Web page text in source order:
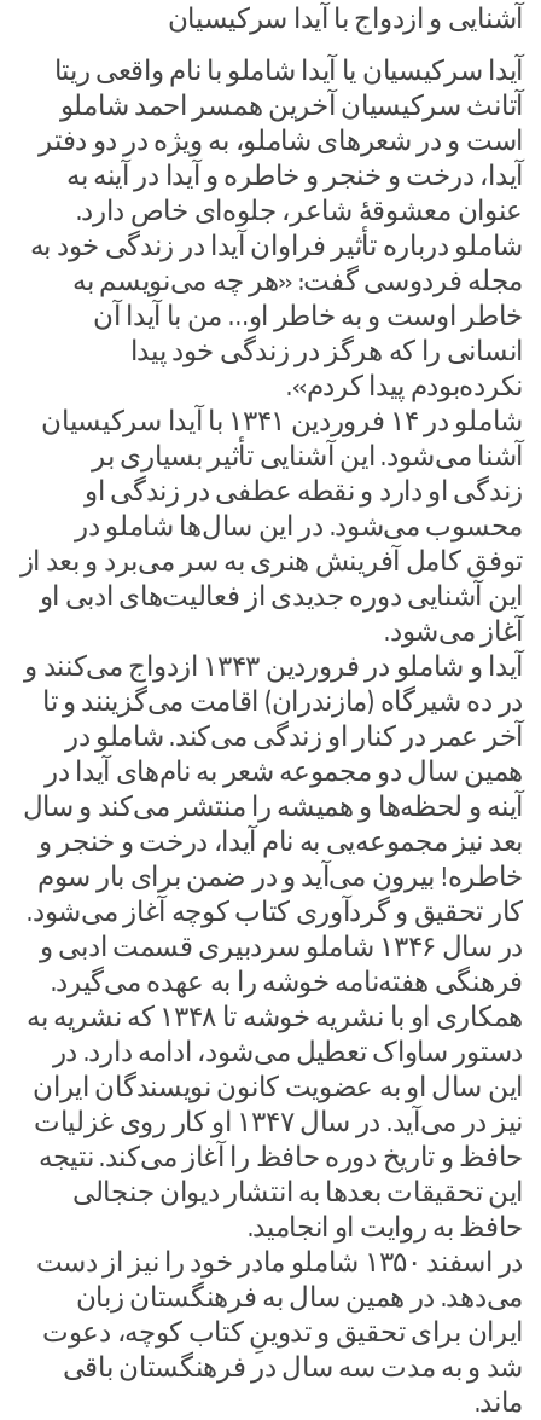
آشنایی و ازدواج با آیدا سرکیسیان
آیدا سرکیسیان یا آیدا شاملو با نام واقعی ریتا
آتانث سرکیسیان آخرین همسر احمد شاملو
است و در شعرهای شاملو، به ویژه در دو دفتر
آیدا، درخت و خنجر و خاطره و آیدا در آینه به
عنوان معشوقهٔ شاعر، جلوه‌ای خاص دارد.
شاملو درباره تأثیر فراوان آیدا در زندگی خود به
مجله فردوسی گفت: «هر چه می‌نویسم به
خاطر اوست و به خاطر او… من با آیدا آن
انسانی را که هرگز در زندگی خود پیدا
نکرده‌بودم پیدا کردم».
شاملو در ۱۴ فروردین ۱۳۴۱ با آیدا سرکیسیان
آشنا می‌شود. این آشنایی تأثیر بسیاری بر
زندگی او دارد و نقطه عطفی در زندگی او
محسوب می‌شود. در این سال‌ها شاملو در
توفق کامل آفرینش هنری به سر می‌برد و بعد از
این آشنایی دوره جدیدی از فعالیت‌های ادبی او
آغاز می‌شود.
آیدا و شاملو در فروردین ۱۳۴۳ ازدواج می‌کنند و
در ده شیرگاه (مازندران) اقامت می‌گزینند و تا
آخر عمر در کنار او زندگی می‌کند. شاملو در
همین سال دو مجموعه شعر به نام‌های آیدا در
آینه و لحظه‌ها و همیشه را منتشر می‌کند و سال
بعد نیز مجموعه‌یی به نام آیدا، درخت و خنجر و
خاطره! بیرون می‌آید و در ضمن برای بار سوم
کار تحقیق و گردآوری کتاب کوچه آغاز می‌شود.
در سال ۱۳۴۶ شاملو سردبیری قسمت ادبی و
فرهنگی هفته‌نامه خوشه را به عهده می‌گیرد.
همکاری او با نشریه خوشه تا ۱۳۴۸ که نشریه به
دستور ساواک تعطیل می‌شود، ادامه دارد. در
این سال او به عضویت کانون نویسندگان ایران
نیز در می‌آید. در سال ۱۳۴۷ او کار روی غزلیات
حافظ و تاریخ دوره حافظ را آغاز می‌کند. نتیجه
این تحقیقات بعدها به انتشار دیوان جنجالی
حافظ به روایت او انجامید.
در اسفند ۱۳۵۰ شاملو مادر خود را نیز از دست
می‌دهد. در همین سال به فرهنگستان زبان
ایران برای تحقیق و تدوینِ کتاب کوچه، دعوت
شد و به مدت سه سال در فرهنگستان باقی
ماند.